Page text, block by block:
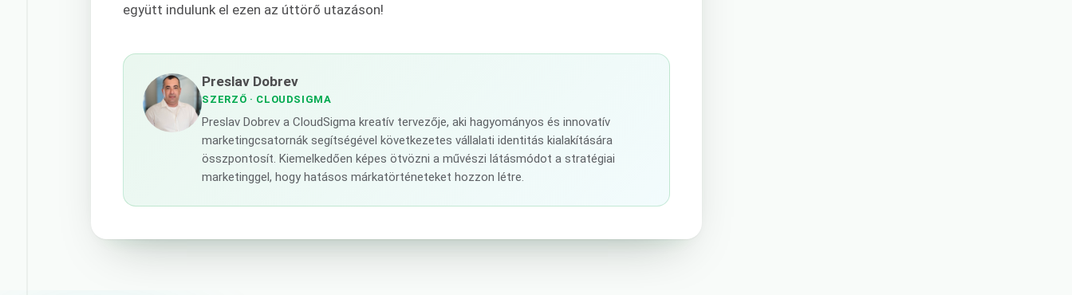
együtt indulunk el ezen az úttörő utazáson!
Preslav Dobrev
SZERZŐ · CLOUDSIGMA
Preslav Dobrev a CloudSigma kreatív tervezője, aki hagyományos és innovatív
marketingcsatornák segítségével következetes vállalati identitás kialakítására
összpontosít. Kiemelkedően képes ötvözni a művészi látásmódot a stratégiai
marketinggel, hogy hatásos márkatörténeteket hozzon létre.